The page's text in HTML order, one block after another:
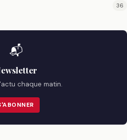
36
📬
chaque matin.